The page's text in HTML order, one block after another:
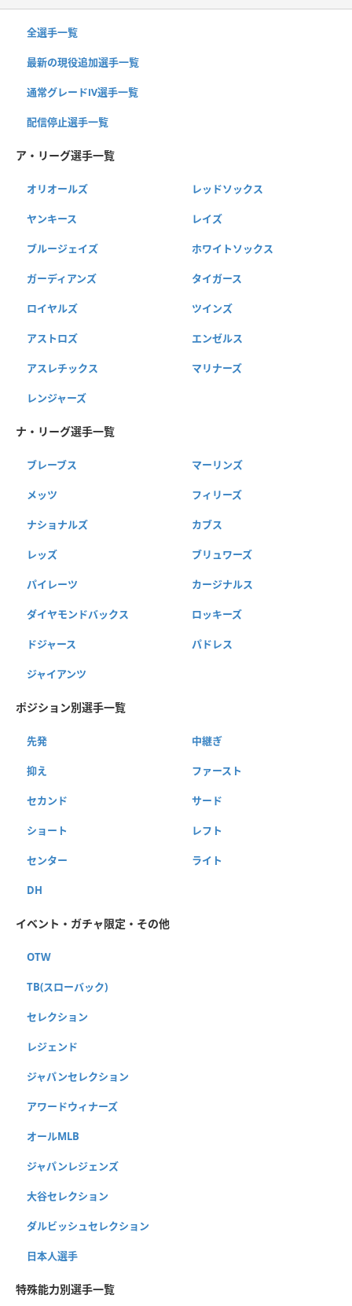
全選手一覧
最新の現役追加選手一覧
通常グレードⅣ選手一覧
配信停止選手一覧
ア・リーグ選手一覧
オリオールズ レッドソックス
ヤンキース レイズ
ブルージェイズ ホワイトソックス
ガーディアンズ タイガース
ロイヤルズ ツインズ
アストロズ エンゼルス
アスレチックス マリナーズ
レンジャーズ
ナ・リーグ選手一覧
ブレーブス マーリンズ
メッツ フィリーズ
ナショナルズ カブス
レッズ ブリュワーズ
パイレーツ カージナルス
ダイヤモンドバックス ロッキーズ
ドジャース パドレス
ジャイアンツ
ポジション別選手一覧
先発 中継ぎ
抑え ファースト
セカンド サード
ショート レフト
センター ライト
DH
イベント・ガチャ限定・その他
OTW
TB(スローバック)
セレクション
レジェンド
ジャパンセレクション
アワードウィナーズ
オールMLB
ジャパンレジェンズ
大谷セレクション
ダルビッシュセレクション
日本人選手
特殊能力別選手一覧